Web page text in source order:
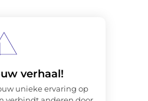
verhaal!
unieke ervaring op
verbindt anderen door